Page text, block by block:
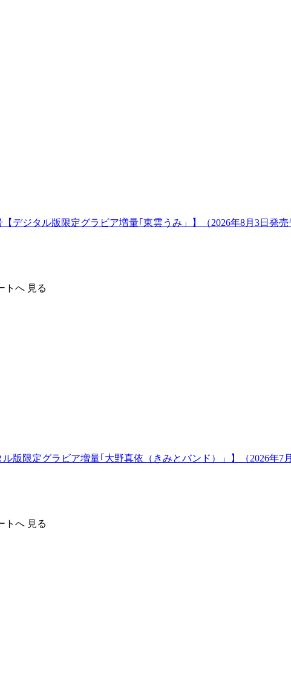
デジタル版限定グラビア増量｢東雲うみ」】（2026年8月3日発売
トへ 見る
版限定グラビア増量｢大野真依（きみとバンド）」】（2026年7
トへ 見る